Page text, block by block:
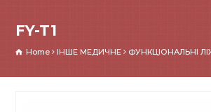
FY-T1
Home ІНШЕ МЕДИЧНЕ ФУНКЦІОНАЛЬНІ